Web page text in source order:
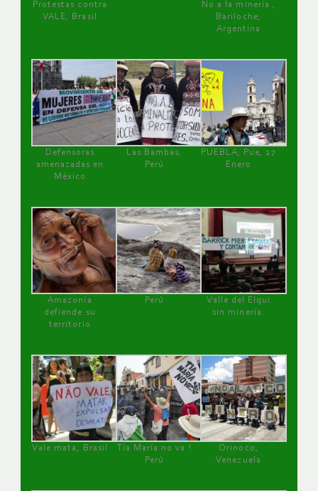
Protestas contra
VALE, Brasil
No a la minería ,
Bariloche,
Argentina
Defensoras
amenazadas en
México
Las Bambas,
Perú
PUEBLA, Pue, 27
Enero
Amazonía
defiende su
territorio
Perú
Valle del Elqui
sin minería.
Vale mata, Brasil
Tía María no va !
Perú
Orinoco,
Venezuela